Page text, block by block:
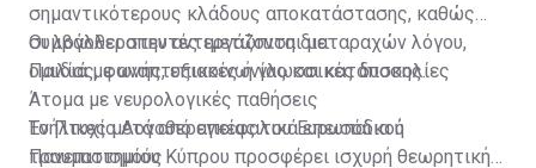
σημαντικότερους κλάδους αποκατάστασης, καθώς
συμβάλλει στην αντιμετώπιση διαταραχών λόγου,
ομιλίας, φωνής, επικοινωνίας και κατάποσης.
Οι λογοθεραπευτές εργάζονται με:
Παιδιά με αναπτυξιακές ή γλωσσικές δυσκολίες
Άτομα με νευρολογικές παθήσεις
Ενήλικες μετά από εγκεφαλικά επεισόδια ή
τραυματισμούς
ΤοΠτυχίο Λογοθεραπείας του Ευρωπαϊκού
Πανεπιστημίου Κύπρου προσφέρει ισχυρή θεωρητική